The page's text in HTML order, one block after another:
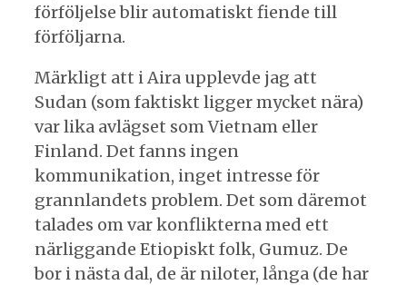
förföljelse blir automatiskt fiende till
förföljarna.
Märkligt att i Aira upplevde jag att
Sudan (som faktiskt ligger mycket nära)
var lika avlägset som Vietnam eller
Finland. Det fanns ingen
kommunikation, inget intresse för
grannlandets problem. Det som däremot
talades om var konflikterna med ett
närliggande Etiopiskt folk, Gumuz. De
bor i nästa dal, de är niloter, långa (de har